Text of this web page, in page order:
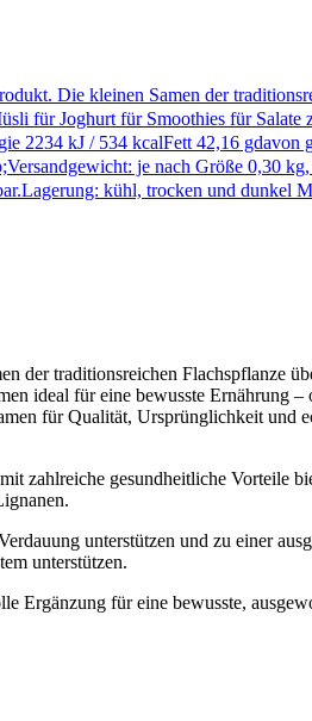
Die kleinen Samen der
für Joghurt für Smoothies für Salate
2234 kJ / 534 kcalFett 42,16 gdavon
je nach Größe 0,30
kühl, trocken und dunkel
der traditionsreichen Flachspflanze
ideal für eine bewusste
für Qualität, Ursprünglichkeit und
zahlreiche gesundheitliche Vorteile
unterstützen und zu einer
unterstützen.
Ergänzung für eine bewusste,